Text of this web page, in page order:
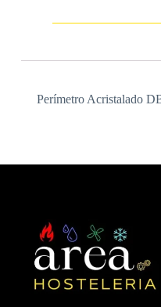
Perímetro Acristalado